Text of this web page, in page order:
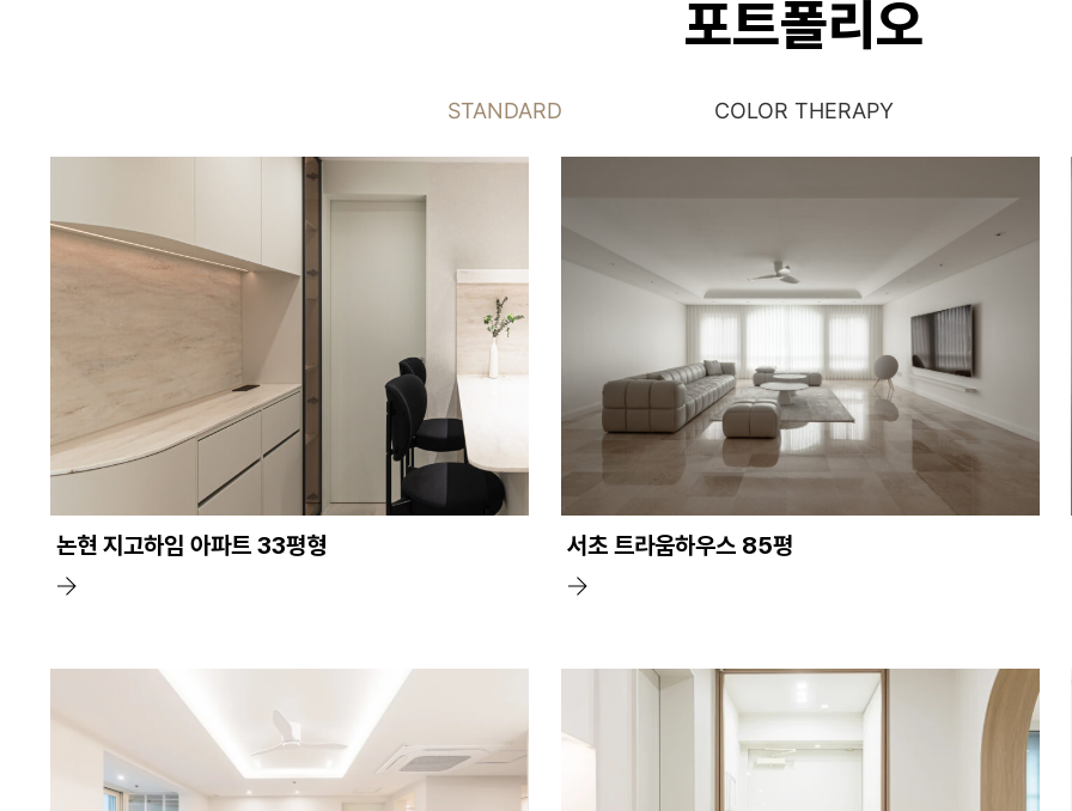
포트폴리오
STANDARD COLOR THERAPY
논현 지고하임 아파트 33평형 서초 트라움하우스 85평